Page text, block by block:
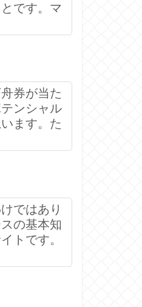
です。マ
券が当た
ンシャル
ます。た
ではあり
の基本知
トです。